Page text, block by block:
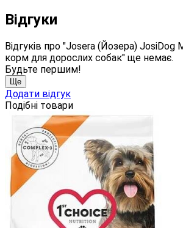
Відгуки
Відгуків про "Josera (Йозера) JosiDog
корм для дорослих собак" ще немає.
Будьте першим!
Ще
Додати відгук
Подібні товари